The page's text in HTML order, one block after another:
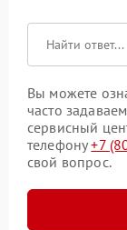
Вы можете
часто
сервисный
телефону+7
свой вопрос.